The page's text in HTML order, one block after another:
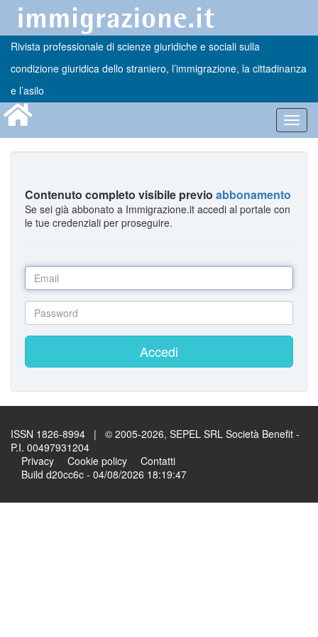
Rivista professionale di scienze giuridiche e sociali sulla
condizione giuridica dello straniero, l’immigrazione, la cittadinanza
e l’asilo
Contenuto completo visibile previo abbonamento
Se sei già abbonato a Immigrazione.it accedi al portale con
le tue credenziali per proseguire.
Accedi
ISSN 1826-8994 | © 2005-2026, SEPEL SRL Società Benefit -
P.I. 00497931204
Privacy
Cookie policy
Contatti
Build d20cc6c - 04/08/2026 18:19:47